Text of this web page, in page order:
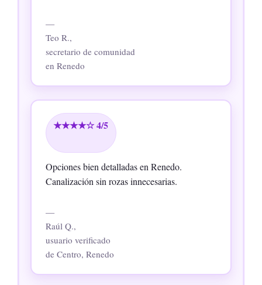
—
Teo R.,
secretario de comunidad
en Renedo
★★★★☆ 4/5
Opciones bien detalladas en Renedo.
Canalización sin rozas innecesarias.
—
Raúl Q.,
usuario verificado
de Centro, Renedo